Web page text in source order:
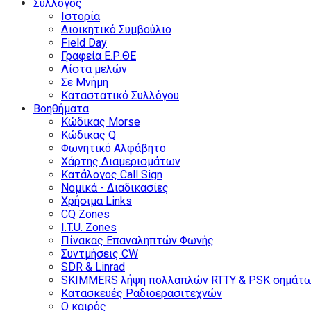
Σύλλογος
Ιστορία
Διοικητικό Συμβούλιο
Field Day
Γραφεία Ε.Ρ.ΘΕ
Λίστα μελών
Σε Μνήμη
Καταστατικό Συλλόγου
Βοηθήματα
Κώδικας Morse
Κώδικας Q
Φωνητικό Αλφάβητο
Χάρτης Διαμερισμάτων
Κατάλογος Call Sign
Νομικά - Διαδικασίες
Χρήσιμα Links
CQ Zones
I.T.U. Zones
Πίνακας Επαναληπτών Φωνής
Συντμήσεις CW
SDR & Linrad
SKIMMERS λήψη πολλαπλών RTTY & PSK
Κατασκευές Ραδιοερασιτεχνών
Ο καιρός